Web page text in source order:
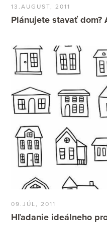
13.AUGUST, 2011
Plánujete stavať dom?
09.JÚL, 2011
Hľadanie ideálneho